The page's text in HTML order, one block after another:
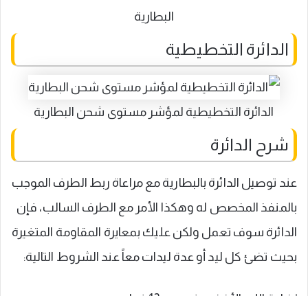
البطارية
الدائرة التخطيطية
الدائرة التخطيطية لمؤشر مستوى شحن البطارية
شرح الدائرة
عند توصيل الدائرة بالبطارية مع مراعاة ربط الطرف الموجب
بالمنفذ المخصص له وهكذا الأمر مع الطرف السالب، فإن
الدائرة سوف تعمل ولكن عليك بمعايرة المقاومة المتغيرة
بحيث تضئ كل ليد أو عدة ليدات معاً عند الشروط التالية: